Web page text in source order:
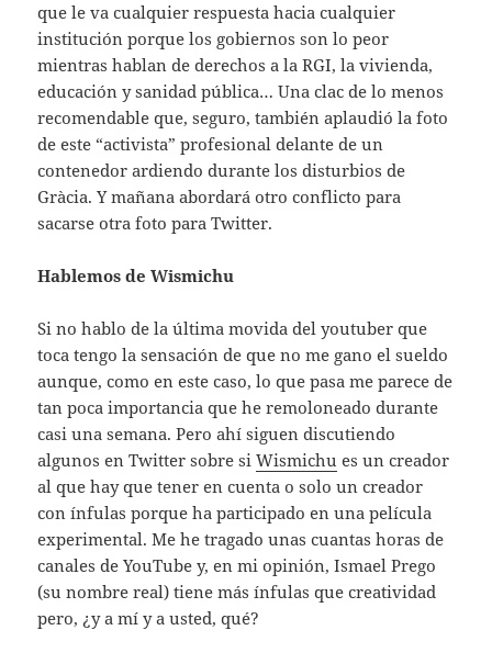
que le va cualquier respuesta hacia cualquier
institución porque los gobiernos son lo peor
mientras hablan de derechos a la RGI, la vivienda,
educación y sanidad pública… Una clac de lo menos
recomendable que, seguro, también aplaudió la foto
de este “activista” profesional delante de un
contenedor ardiendo durante los disturbios de
Gràcia. Y mañana abordará otro conflicto para
sacarse otra foto para Twitter.
Hablemos de Wismichu
Si no hablo de la última movida del youtuber que
toca tengo la sensación de que no me gano el sueldo
aunque, como en este caso, lo que pasa me parece de
tan poca importancia que he remoloneado durante
casi una semana. Pero ahí siguen discutiendo
algunos en Twitter sobre siWismichu es un creador
al que hay que tener en cuenta o solo un creador
con ínfulas porque ha participado en una película
experimental. Me he tragado unas cuantas horas de
canales de YouTube y, en mi opinión, Ismael Prego
(su nombre real) tiene más ínfulas que creatividad
pero, ¿y a mí y a usted, qué?